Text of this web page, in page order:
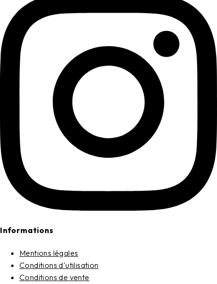
Informations
Mentions légales
Conditions d'utilisation
Conditions de vente